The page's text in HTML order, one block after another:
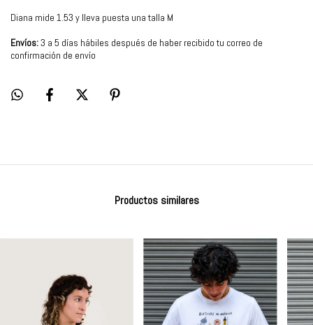
Diana mide 1.53 y lleva puesta una talla M
Envíos:3 a 5 días hábiles después de haber recibido tu correo de
confirmación de envío
Productos similares